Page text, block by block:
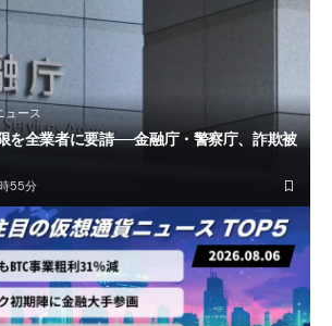
ュース
を全業者に要請──金融庁・警察庁、詐欺被
55分